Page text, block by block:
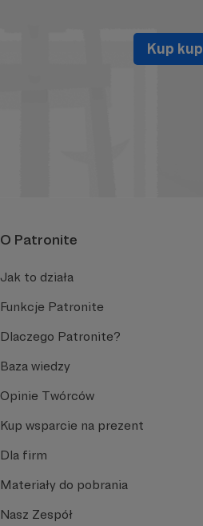
Kup
O Patronite
Jak to działa
Funkcje Patronite
Dlaczego Patronite?
Baza wiedzy
Opinie Twórców
Kup wsparcie na prezent
Dla firm
Materiały do pobrania
Nasz Zespół